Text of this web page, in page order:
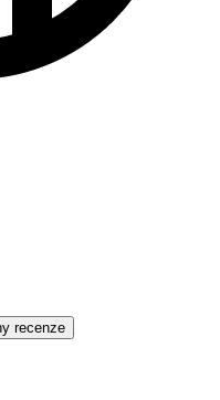
recenze